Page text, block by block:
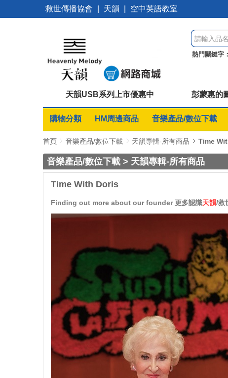
救世傳播協會 天韻 空中英語教室
熱門關鍵字：
天韻USB系列上市優惠中 彭蒙惠的
購物分類 HM周邊商品 音樂產品/數位下載
首頁 音樂產品/數位下載 天韻專輯-所有商品 Time
音樂產品/數位下載 > 天韻專輯-所有商品
Time With Doris
Finding out more about our founder 更多認識天韻/救